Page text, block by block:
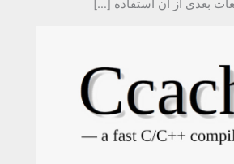
بعدی از آن استفاده […]